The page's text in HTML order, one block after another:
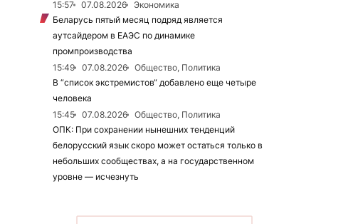
15:57
07.08.2026
Экономика
Беларусь пятый месяц подряд является
аутсайдером в ЕАЭС по динамике
промпроизводства
15:49
07.08.2026
Общество, Политика
В “список экстремистов“ добавлено еще четыре
человека
15:45
07.08.2026
Общество, Политика
ОПК: При сохранении нынешних тенденций
белорусский язык скоро может остаться только в
небольших сообществах, а на государственном
уровне — исчезнуть